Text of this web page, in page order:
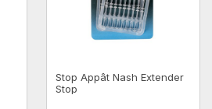
Stop Appât Nash Extender
Stop